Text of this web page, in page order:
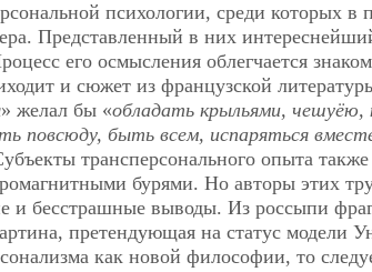
психологии, среди которых в
Представленный в них
его осмысления облегчается
и сюжет из французской
» желал бы «обладать крыльями, чешуёю,
повсюду, быть всем, испаряться
трансперсонального опыта
бурями. Но авторы этих
и бесстрашные выводы. Из россыпи
претендующая на статус модели
как новой философии, то